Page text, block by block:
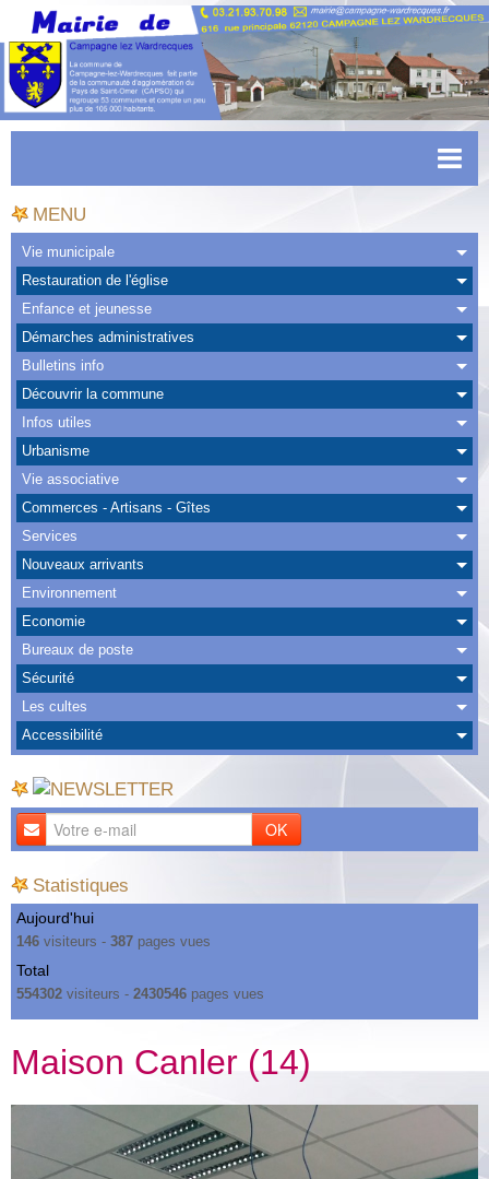
Accueil
Actualités
Facebook
CAPSO
Urbanisme
Transports
Agenda
Albums
Nous Contacter
MENU
Vie municipale
Restauration de l'église
Enfance et jeunesse
Démarches administratives
Bulletins info
Découvrir la commune
Infos utiles
Urbanisme
Vie associative
Commerces - Artisans - Gîtes
Services
Nouveaux arrivants
Environnement
Economie
Bureaux de poste
Sécurité
Les cultes
Accessibilité
OK
Statistiques
Aujourd'hui
146 visiteurs - 387 pages vues
Total
554302 visiteurs - 2430546 pages vues
Maison Canler (14)